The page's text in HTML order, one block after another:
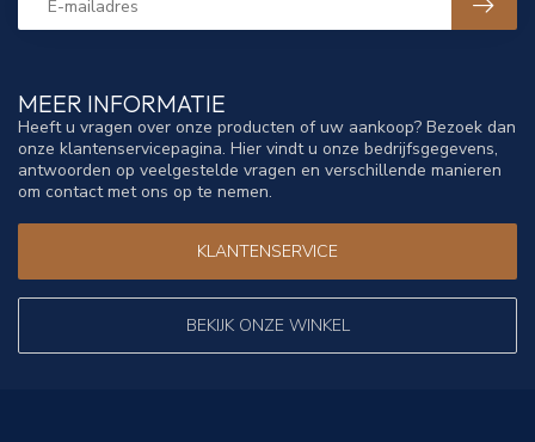
MEER INFORMATIE
Heeft u vragen over onze producten of uw aankoop? Bezoek dan
onze klantenservicepagina. Hier vindt u onze bedrijfsgegevens,
antwoorden op veelgestelde vragen en verschillende manieren
om contact met ons op te nemen.
KLANTENSERVICE
BEKIJK ONZE WINKEL